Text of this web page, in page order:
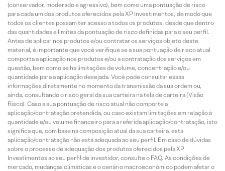
(conservador, moderado e agressivo), bem como uma pontuação de risco
para cada um dos produtos oferecidos pela XP Investimentos, de modo que
todos os clientes possam ter acesso a todos os produtos, desde que dentro
das quantidades e limites da pontuação de risco definidas para o seu perfil.
Antes de aplicar nos produtos e/ou contratar os serviços objeto deste
material, é importante que você verifique se a sua pontuação de risco atual
comporta a aplicação nos produtos e/ou a contratação dos serviços em
questão, bem como se há limitações de volume, concentração e/ou
quantidade para a aplicação desejada. Você pode consultar essas
informações diretamente no momento da transmissão da sua ordem ou,
ainda, consultando o risco geral da sua carteira na tela de carteira (Visão
Risco). Caso a sua pontuação de risco atual não comporte a
aplicação/contratação pretendida, ou caso existam limitações em relação à
quantidade e/ou volume financeiro para a referida aplicação/contratação, isto
significa que, com base na composição atual da sua carteira, esta
aplicação/contratação não está adequada ao seu perfil. Em caso de dúvidas
sobre o processo de adequação dos produtos oferecidos pela XP
Investimentos ao seu perfil de investidor, consulte o FAQ. As condições de
mercado, mudanças climáticas e o cenário macroeconômico podem afetar o